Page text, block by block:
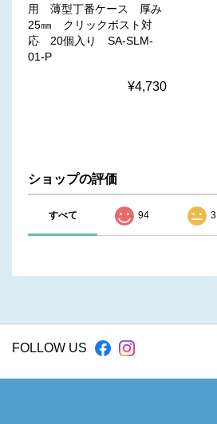
用 薄型丁番ケース 厚み
25㎜ クリックポスト対
応 20個入り SA-SLM-
01-P
¥4,730
ショップの評価
すべて 94 3
FOLLOW US